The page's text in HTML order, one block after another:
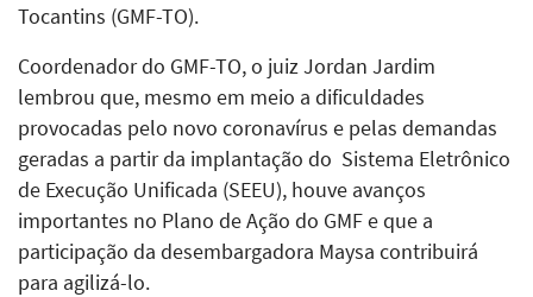
Tocantins (GMF-TO).
Coordenador do GMF-TO, o juiz Jordan Jardim
lembrou que, mesmo em meio a dificuldades
provocadas pelo novo coronavírus e pelas demandas
geradas a partir da implantação do Sistema Eletrônico
de Execução Unificada (SEEU), houve avanços
importantes no Plano de Ação do GMF e que a
participação da desembargadora Maysa contribuirá
para agilizá-lo.